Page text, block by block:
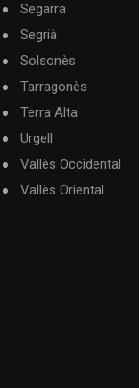
Segarra
Segrià
Solsonès
Tarragonès
Terra Alta
Urgell
Vallès Occidental
Vallès Oriental